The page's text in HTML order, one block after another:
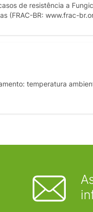
de resistência a
(FRAC-BR: www.frac-
temperatura